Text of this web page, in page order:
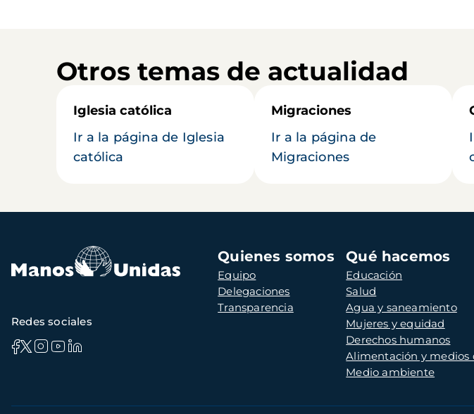
Otros temas de actualidad
Iglesia católica
Ir a la página de Iglesia
católica
Migraciones
Ir a la página de
Migraciones
Navegación
principal
Quienes somos
Equipo
Delegaciones
Transparencia
Qué hacemos
Educación
Salud
Agua y saneamiento
Mujeres y equidad
Derechos humanos
Alimentación y medios
Medio ambiente
Redes sociales